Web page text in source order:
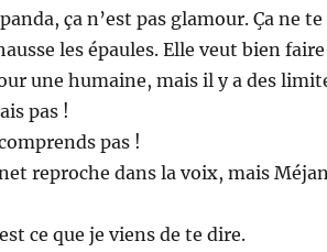
ça n’est pas glamour. Ça ne
les épaules. Elle veut bien
une humaine, mais il y a des
pas !
pas !
reproche dans la voix, mais
ce que je viens de te dire.